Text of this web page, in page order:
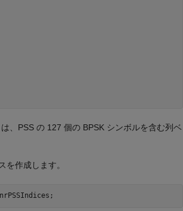
は、PSS の 127 個の BPSK シンボルを含む列ベ
を作成します。